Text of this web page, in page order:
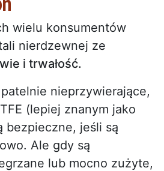
wielu konsumentów
nierdzewnej ze
i trwałość.
nieprzywierające,
(lepiej znanym jako
bezpieczne, jeśli są
Ale gdy są
lub mocno zużyte,